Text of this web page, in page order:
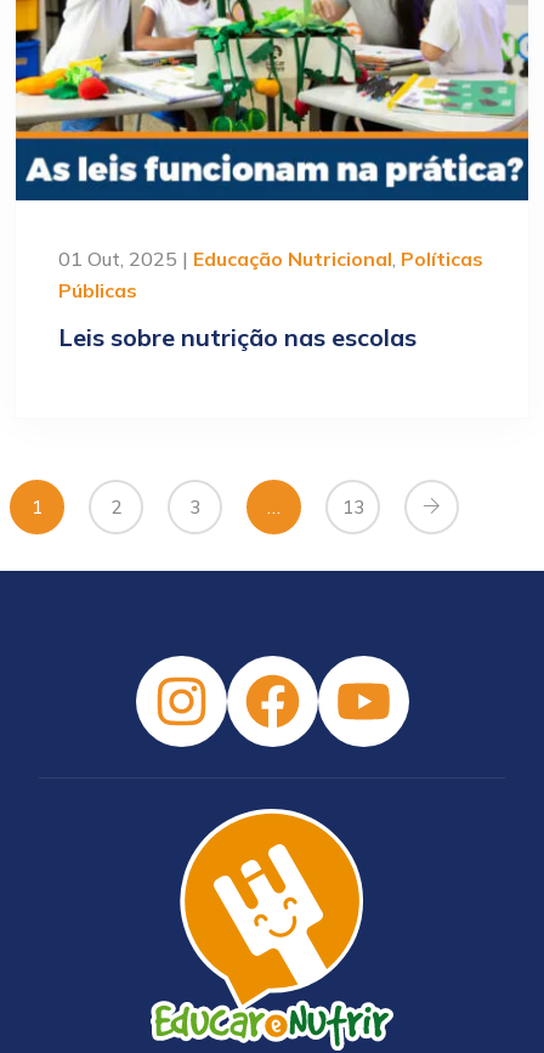
01 Out, 2025 | Educação Nutricional Políticas
Públicas
Leis sobre nutrição nas escolas
1 2 3 … 13